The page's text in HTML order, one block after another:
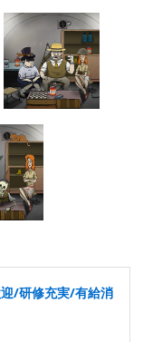
/研修充実/有給消